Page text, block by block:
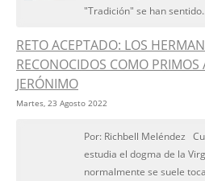
"Tradición" se han
RETO ACEPTADO: LOS
RECONOCIDOS COMO PRIMOS
JERÓNIMO
Martes, 23 Agosto 2022
Por: Richbell Meléndez
estudia el dogma de la
normalmente se suele